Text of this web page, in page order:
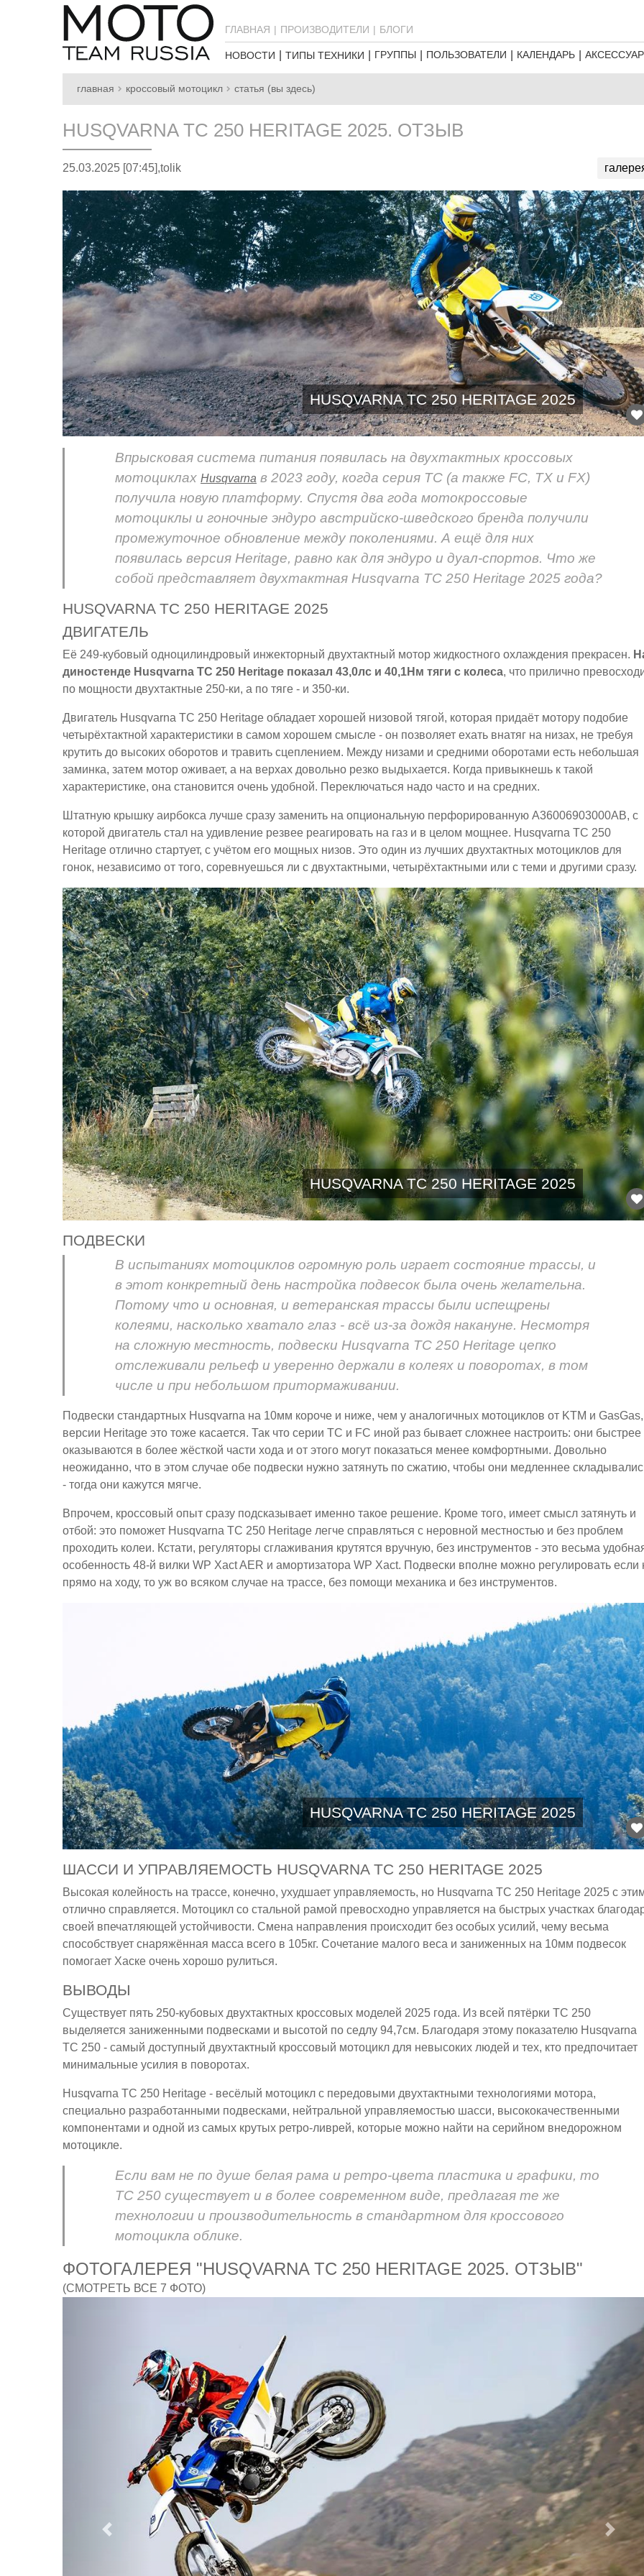
ГЛАВНАЯ ПРОИЗВОДИТЕЛИ БЛОГИ
НОВОСТИ ТИПЫ ТЕХНИКИ ГРУППЫ ПОЛЬЗОВАТЕЛИ КАЛЕНДАРЬ
главная кроссовый мотоцикл статья (вы здесь)
HUSQVARNA TC 250 HERITAGE 2025. ОТЗЫВ
25.03.2025 [07:45],tolik
HUSQVARNA TC 250 HERITAGE 2025
Впрысковая система питания появилась на двухтактных кроссовых
мотоциклах Husqvarna в 2023 году, когда серия TC (а также FC, TX и FX)
получила новую платформу. Спустя два года мотокроссовые
мотоциклы и гоночные эндуро австрийско-шведского бренда получили
промежуточное обновление между поколениями. А ещё для них
появилась версия Heritage, равно как для эндуро и дуал-спортов. Что же
собой представляет двухтактная Husqvarna TC 250 Heritage 2025 года?
HUSQVARNA TC 250 HERITAGE 2025
ДВИГАТЕЛЬ
Её 249-кубовый одноцилиндровый инжекторный двухтактный мотор жидкостного охлаждения прекрасен.
диностенде Husqvarna TC 250 Heritage показал 43,0лс и 40,1Нм тяги с колеса, что прилично
по мощности двухтактные 250-ки, а по тяге - и 350-ки.
Двигатель Husqvarna TC 250 Heritage обладает хорошей низовой тягой, которая придаёт мотору подобие
четырёхтактной характеристики в самом хорошем смысле - он позволяет ехать внатяг на низах, не требуя
крутить до высоких оборотов и травить сцеплением. Между низами и средними оборотами есть небольшая
заминка, затем мотор оживает, а на верхах довольно резко выдыхается. Когда привыкнешь к такой
характеристике, она становится очень удобной. Переключаться надо часто и на средних.
Штатную крышку аирбокса лучше сразу заменить на опциональную перфорированную A36006903000AB, с
которой двигатель стал на удивление резвее реагировать на газ и в целом мощнее. Husqvarna TC 250
Heritage отлично стартует, с учётом его мощных низов. Это один из лучших двухтактных мотоциклов для
гонок, независимо от того, соревнуешься ли с двухтактными, четырёхтактными или с теми и другими сразу.
HUSQVARNA TC 250 HERITAGE 2025
ПОДВЕСКИ
В испытаниях мотоциклов огромную роль играет состояние трассы, и
в этот конкретный день настройка подвесок была очень желательна.
Потому что и основная, и ветеранская трассы были испещрены
колеями, насколько хватало глаз - всё из-за дождя накануне. Несмотря
на сложную местность, подвески Husqvarna TC 250 Heritage цепко
отслеживали рельеф и уверенно держали в колеях и поворотах, в том
числе и при небольшом притормаживании.
Подвески стандартных Husqvarna на 10мм короче и ниже, чем у аналогичных мотоциклов от KTM и
версии Heritage это тоже касается. Так что серии TC и FC иной раз бывает сложнее настроить: они быстрее
оказываются в более жёсткой части хода и от этого могут показаться менее комфортными. Довольно
неожиданно, что в этом случае обе подвески нужно затянуть по сжатию, чтобы они медленнее
- тогда они кажутся мягче.
Впрочем, кроссовый опыт сразу подсказывает именно такое решение. Кроме того, имеет смысл затянуть и
отбой: это поможет Husqvarna TC 250 Heritage легче справляться с неровной местностью и без проблем
проходить колеи. Кстати, регуляторы сглаживания крутятся вручную, без инструментов - это весьма
особенность 48-й вилки WP Xact AER и амортизатора WP Xact. Подвески вполне можно регулировать если
прямо на ходу, то уж во всяком случае на трассе, без помощи механика и без инструментов.
HUSQVARNA TC 250 HERITAGE 2025
ШАССИ И УПРАВЛЯЕМОСТЬ HUSQVARNA TC 250 HERITAGE 2025
Высокая колейность на трассе, конечно, ухудшает управляемость, но Husqvarna TC 250 Heritage 2025 с
отлично справляется. Мотоцикл со стальной рамой превосходно управляется на быстрых участках
своей впечатляющей устойчивости. Смена направления происходит без особых усилий, чему весьма
способствует снаряжённая масса всего в 105кг. Сочетание малого веса и заниженных на 10мм подвесок
помогает Хаске очень хорошо рулиться.
ВЫВОДЫ
Существует пять 250-кубовых двухтактных кроссовых моделей 2025 года. Из всей пятёрки TC 250
выделяется заниженными подвесками и высотой по седлу 94,7см. Благодаря этому показателю Husqvarna
TC 250 - самый доступный двухтактный кроссовый мотоцикл для невысоких людей и тех, кто предпочитает
минимальные усилия в поворотах.
Husqvarna TC 250 Heritage - весёлый мотоцикл с передовыми двухтактными технологиями мотора,
специально разработанными подвесками, нейтральной управляемостью шасси, высококачественными
компонентами и одной из самых крутых ретро-ливрей, которые можно найти на серийном внедорожном
мотоцикле.
Если вам не по душе белая рама и ретро-цвета пластика и графики, то
TC 250 существует и в более современном виде, предлагая те же
технологии и производительность в стандартном для кроссового
мотоцикла облике.
ФОТОГАЛЕРЕЯ "HUSQVARNA TC 250 HERITAGE 2025. ОТЗЫВ"
(СМОТРЕТЬ ВСЕ 7 ФОТО)
Предыдущий